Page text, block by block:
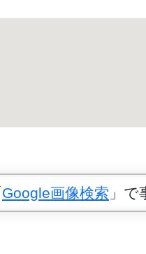
Google画像検索 」で